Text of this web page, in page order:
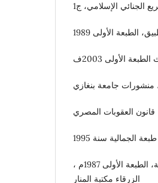
قانون العقوبات المصري
محمد أبو حسان، أحكام الجريمة والعقوبة في الشريعة الإسلامية، الطبعة الأولى 1987م ،
الزرقاء مكتبة المنار